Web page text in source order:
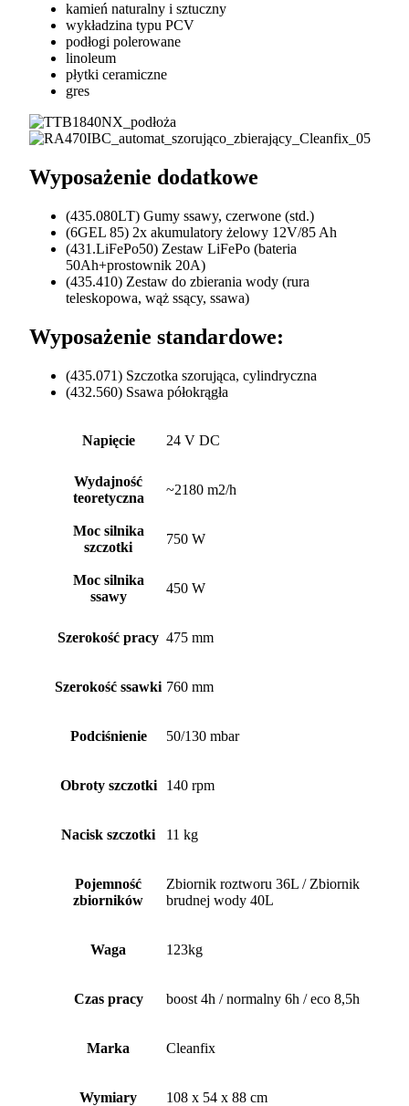
kamień naturalny i sztuczny
wykładzina typu PCV
podłogi polerowane
linoleum
płytki ceramiczne
gres
Wyposażenie dodatkowe
(435.080LT) Gumy ssawy, czerwone (std.)
(6GEL 85) 2x akumulatory żelowy 12V/85 Ah
(431.LiFePo50) Zestaw LiFePo (bateria
50Ah+prostownik 20A)
(435.410) Zestaw do zbierania wody (rura
teleskopowa, wąż ssący, ssawa)
Wyposażenie standardowe:
(435.071) Szczotka szorująca, cylindryczna
(432.560) Ssawa półokrągła
Napięcie 24 V DC
Wydajność
teoretyczna
~2180 m2/h
Moc silnika
szczotki
750 W
Moc silnika
ssawy
450 W
Szerokość pracy 475 mm
Szerokość ssawki 760 mm
Podciśnienie 50/130 mbar
Obroty szczotki 140 rpm
Nacisk szczotki 11 kg
Pojemność
zbiorników
Zbiornik roztworu 36L / Zbiornik
brudnej wody 40L
Waga 123kg
Czas pracy boost 4h / normalny 6h / eco 8,5h
Marka Cleanfix
Wymiary 108 x 54 x 88 cm